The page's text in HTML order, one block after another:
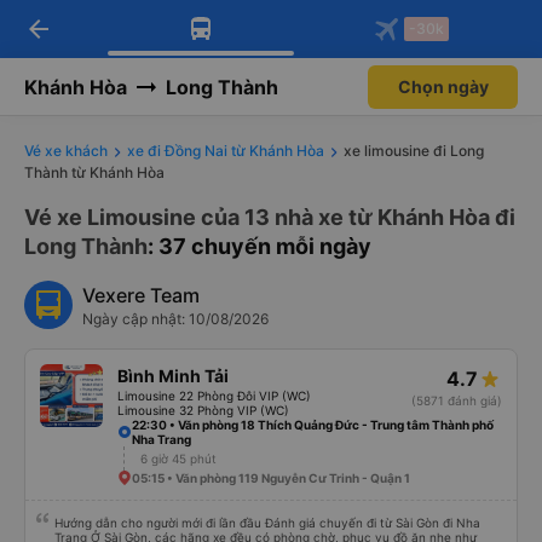
Tải app Vexere ngay!
Nhận ưu đãi thành viên độc
Mở app
Tải app Vexere
-30k/ghế khi đặt vé máy bay qua
Mở app
arrow_back -30k
Khánh Hòa Long Thành Chọn ngày
Vé xe khách xe đi Đồng Nai từ Khánh Hòa
xe limousine đi Long
Thành từ Khánh Hòa
Vé xe Limousine của 13 nhà xe từ Khánh Hòa đi
Long Thành: 37 chuyến mỗi ngày
Vexere Team
Ngày cập nhật: 10/08/2026
Bình Minh Tải
Limousine 22 Phòng Đôi VIP (WC)
Limousine 32 Phòng VIP (WC)
4.7
(5871 đánh giá)
22:30 • Văn phòng 18 Thích Quảng Đức - Trung tâm Thành phố
Nha Trang
6 giờ 45 phút
05:15 • Văn phòng 119 Nguyễn Cư Trinh - Quận 1
Hướng dẫn cho người mới đi lần đầu Đánh giá chuyến đi từ Sài Gòn đi Nha
Trang Ở Sài Gòn, các hãng xe đều có phòng chờ, phục vụ đồ ăn nhẹ như